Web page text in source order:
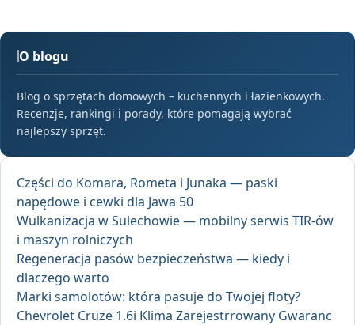
O blogu
Blog o sprzętach domowych – kuchennych i łazienkowych.
Recenzje, rankingi i porady, które pomagają wybrać
najlepszy sprzęt.
Części do Komara, Rometa i Junaka — paski
napędowe i cewki dla Jawa 50
Wulkanizacja w Sulechowie — mobilny serwis TIR-ów
i maszyn rolniczych
Regeneracja pasów bezpieczeństwa — kiedy i
dlaczego warto
Marki samolotów: która pasuje do Twojej floty?
Chevrolet Cruze 1.6i Klima Zarejestrrowany Gwaranc